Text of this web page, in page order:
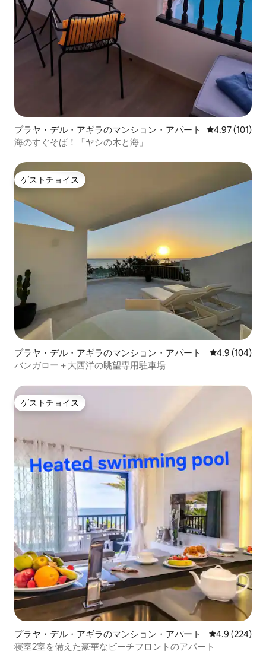
プラヤ・デル・アギラのマンション・アパート レビュー101
4.97 (101)
海のすぐそば！「ヤシの木と海」
ゲストチョイス
ゲストチョイス
プラヤ・デル・アギラのマンション・アパート レビュー104
4.9 (104)
バンガロー＋大西洋の眺望専用駐車場
ゲストチョイス
ゲストチョイス
プラヤ・デル・アギラのマンション・アパート レビュー224
4.9 (224)
寝室2室を備えた豪華なビーチフロントのアパート